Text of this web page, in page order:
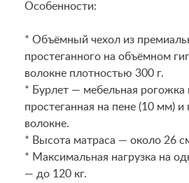
Особенности:
* Объёмный чехол из
простеганного на объёмном
волокне плотностью 300 г.
* Бурлет — мебельная рогожка
простеганная на пене (10 мм) и
волокне.
* Высота матраса — около 26
* Максимальная нагрузка на
— до 120 кг.